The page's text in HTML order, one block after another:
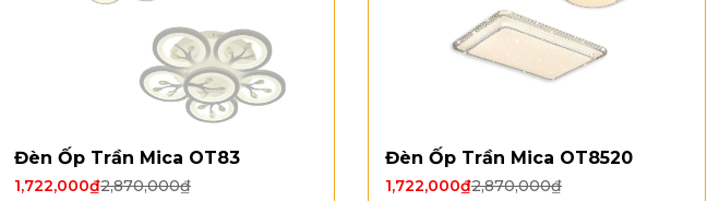
Đèn Ốp Trần Mica OT83
2,870,000₫
1,722,000₫
Đèn Ốp Trần Mica OT8520
2,870,000₫
1,722,000₫